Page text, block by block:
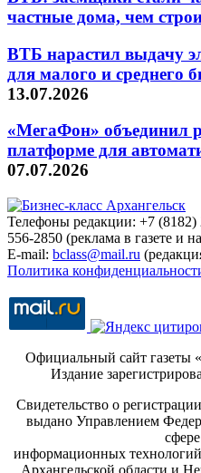
частные дома, чем
ВТБ нарастил выдачу
для малого и среднего
13.07.2026
«МегаФон» объединил
платформе для
07.07.2026
Телефоны редакции: +7 (8182)
556-2850 (реклама в газете и
E-mail: bclass@mail.ru
Политика
Официальный сайт
Издание
Свидетельство о
выдано Управлением
информационных
Архангельской области и